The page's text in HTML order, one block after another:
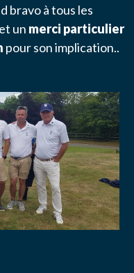
bravo à tous les
un merci particulier
pour son implication..